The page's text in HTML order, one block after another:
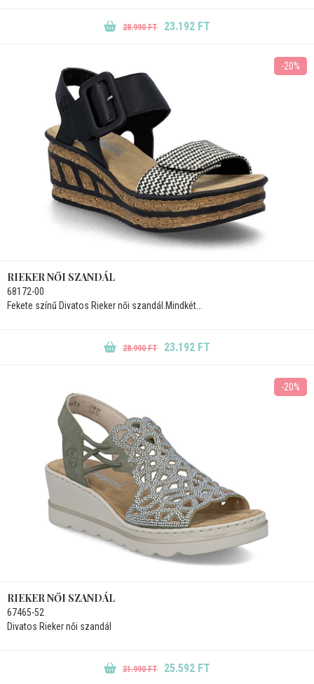
28.990 FT 23.192 FT
-20%
RIEKER NŐI SZANDÁL
68172-00
Fekete színű Divatos Rieker női szandál.Mindkét...
28.990 FT 23.192 FT
-20%
RIEKER NŐI SZANDÁL
67465-52
Divatos Rieker női szandál
31.990 FT 25.592 FT